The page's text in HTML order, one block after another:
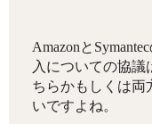
Amazonと
入についての協
ちらかもしくは両
いですよね。